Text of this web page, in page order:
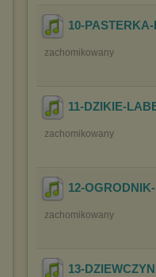
10-
zachomikowany
11-DZIKIE-
zachomikowany
12-
zachomikowany
13-